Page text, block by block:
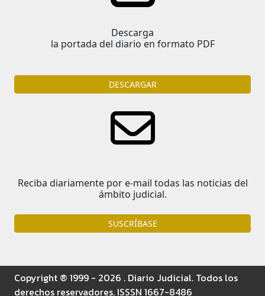
Descarga
la portada del diario en formato PDF
DESCARGAR
Reciba diariamente por e-mail todas las noticias del
ámbito judicial.
SUSCRÍBASE
Copyright ® 1999 - 2026 . Diario Judicial. Todos los
derechos reservadores. ISSSN 1667-8486